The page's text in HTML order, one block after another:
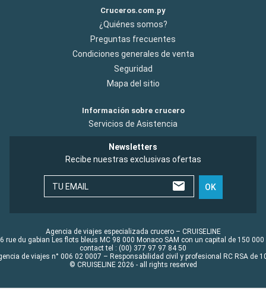
Cruceros.com.py
¿Quiénes somos?
Preguntas frecuentes
Condiciones generales de venta
Seguridad
Mapa del sitio
Información sobre crucero
Servicios de Asistencia
Newsletters
Recibe nuestras exclusivas ofertas
TU EMAIL OK
Agencia de viajes especializada crucero – CRUISELINE
rue du gabian Les flots bleus MC 98 000 Monaco SAM con un capital de 150 000
contact tel : (00) 377 97 97 84 50
de viajes n° 006 02 0007 – Responsabilidad civil y profesional RC RSA de
© CRUISELINE 2026 - all rights reserved